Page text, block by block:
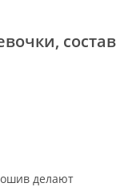
состав
делают